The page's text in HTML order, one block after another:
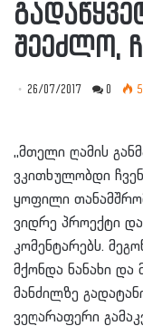
შეეძლო,
26/07/2017 0
,,მთელი ღამის
ვკითხულობდი
ყოფილი
ვიდრე პროექტი
კომენტარებს.
მქონდა ნანახი და
მანძილზე
ვეღარაფერი